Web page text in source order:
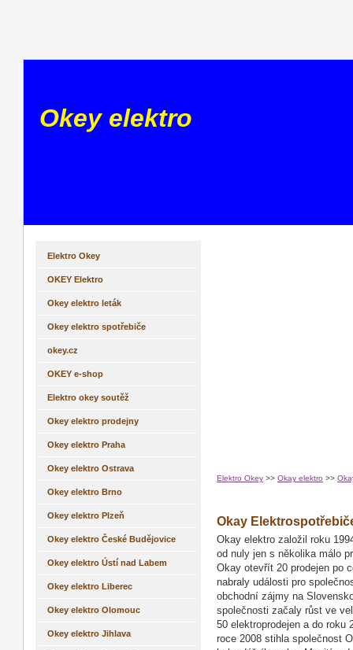
Okey elektro
Elektro Okey >> Okay elektro >>
Okay
Okay elektro založil roku
od nuly jen s několika málo
Okay otevřít 20 prodejen po
nabraly události pro
obchodní zájmy na
společnosti začaly růst ve
50 elektroprodejen a do roku
roce 2008 stihla společnost
Elektro Okey
OKEY Elektro
Okey elektro leták
Okey elektro spotřebiče
okey.cz
OKEY e-shop
Elektro okey soutěž
Okey elektro prodejny
Okey elektro Praha
Okey elektro Ostrava
Okey elektro Brno
Okey elektro Plzeň
Okey elektro České Budějovice
Okey elektro Ústí nad Labem
Okey elektro Liberec
Okey elektro Olomouc
Okey elektro Jihlava